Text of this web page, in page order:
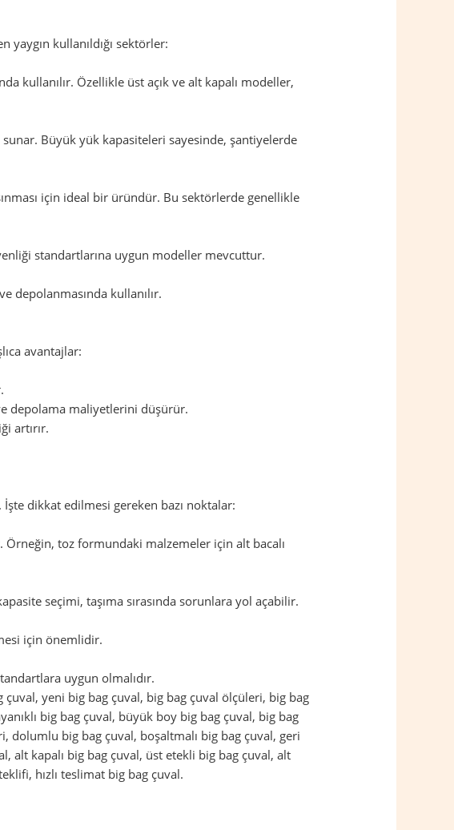
yaygın kullanıldığı sektörler:
kullanılır. Özellikle üst açık ve alt kapalı modeller,
Büyük yük kapasiteleri sayesinde, şantiyelerde
için ideal bir üründür. Bu sektörlerde genellikle
standartlarına uygun modeller mevcuttur.
depolanmasında kullanılır.
avantajlar:
depolama maliyetlerini düşürür.
artırır.
dikkat edilmesi gereken bazı noktalar:
toz formundaki malzemeler için alt bacalı
seçimi, taşıma sırasında sorunlara yol açabilir.
için önemlidir.
uygun olmalıdır.
yeni big bag çuval, big bag çuval ölçüleri, big bag
big bag çuval, büyük boy big bag çuval, big bag
big bag çuval, boşaltmalı big bag çuval, geri
alt kapalı big bag çuval, üst etekli big bag çuval, alt
hızlı teslimat big bag çuval.